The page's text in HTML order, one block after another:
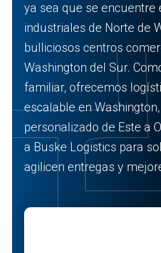
ya sea que se encuentre
industriales de Norte de
bulliciosos centros
Washington del Sur.
familiar, ofrecemos
escalable en
personalizado de Este a
a Buske Logistics para
agilicen entregas y